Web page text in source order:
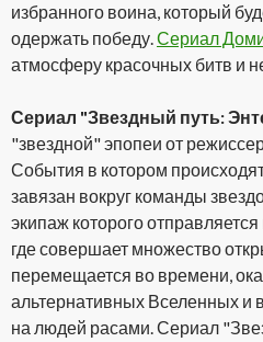
избранного воина, который
одержать победу.Сериал
атмосферу красочных битв и
Сериал "Звездный путь:
"звездной" эпопеи от
События в котором
завязан вокруг команды
экипаж которого
где совершает множество
перемещается во времени,
альтернативных Вселенных и
на людей расами. Сериал